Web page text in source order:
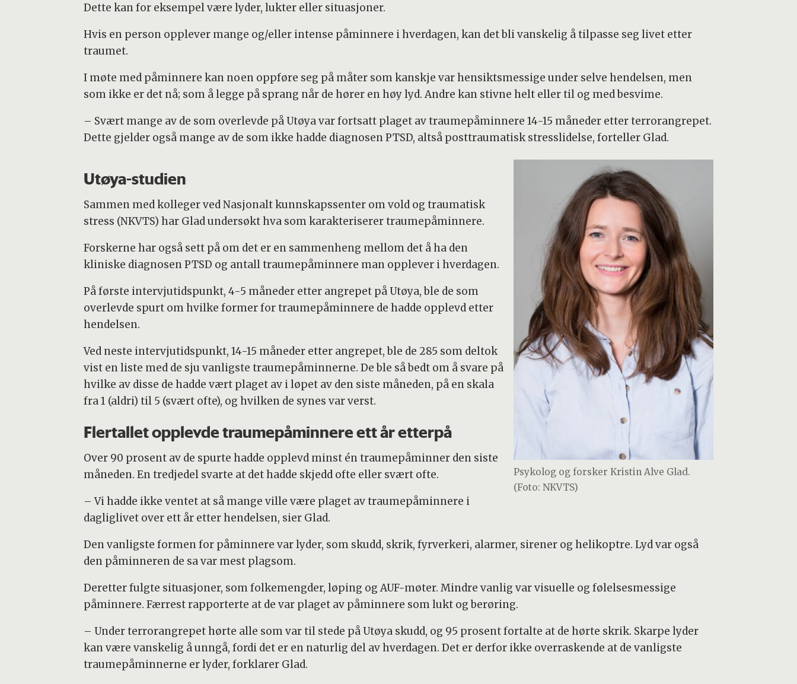
Dette kan for eksempel være lyder, lukter eller situasjoner.
Hvis en person opplever mange og/eller intense påminnere i hverdagen, kan det bli vanskelig å tilpasse seg livet etter
traumet.
I møte med påminnere kan noen oppføre seg på måter som kanskje var hensiktsmessige under selve hendelsen, men
som ikke er det nå; som å legge på sprang når de hører en høy lyd. Andre kan stivne helt eller til og med besvime.
– Svært mange av de som overlevde på Utøya var fortsatt plaget av traumepåminnere 14-15 måneder etter terrorangrepet.
Dette gjelder også mange av de som ikke hadde diagnosen PTSD, altså posttraumatisk stresslidelse, forteller Glad.
Psykolog og forsker Kristin Alve Glad.
(Foto: NKVTS)
Utøya-studien
Sammen med kolleger ved Nasjonalt kunnskapssenter om vold og traumatisk
stress (NKVTS) har Glad undersøkt hva som karakteriserer traumepåminnere.
Forskerne har også sett på om det er en sammenheng mellom det å ha den
kliniske diagnosen PTSD og antall traumepåminnere man opplever i hverdagen.
På første intervjutidspunkt, 4-5 måneder etter angrepet på Utøya, ble de som
overlevde spurt om hvilke former for traumepåminnere de hadde opplevd etter
hendelsen.
Ved neste intervjutidspunkt, 14-15 måneder etter angrepet, ble de 285 som deltok
vist en liste med de sju vanligste traumepåminnerne. De ble så bedt om å svare på
hvilke av disse de hadde vært plaget av i løpet av den siste måneden, på en skala
fra 1 (aldri) til 5 (svært ofte), og hvilken de synes var verst.
Flertallet opplevde traumepåminnere ett år etterpå
Over 90 prosent av de spurte hadde opplevd minst én traumepåminner den siste
måneden. En tredjedel svarte at det hadde skjedd ofte eller svært ofte.
– Vi hadde ikke ventet at så mange ville være plaget av traumepåminnere i
dagliglivet over ett år etter hendelsen, sier Glad.
Den vanligste formen for påminnere var lyder, som skudd, skrik, fyrverkeri, alarmer, sirener og helikoptre. Lyd var også
den påminneren de sa var mest plagsom.
Deretter fulgte situasjoner, som folkemengder, løping og AUF-møter. Mindre vanlig var visuelle og følelsesmessige
påminnere. Færrest rapporterte at de var plaget av påminnere som lukt og berøring.
– Under terrorangrepet hørte alle som var til stede på Utøya skudd, og 95 prosent fortalte at de hørte skrik. Skarpe lyder
kan være vanskelig å unngå, fordi det er en naturlig del av hverdagen. Det er derfor ikke overraskende at de vanligste
traumepåminnerne er lyder, forklarer Glad.